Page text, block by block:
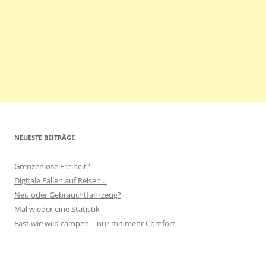
NEUESTE BEITRÄGE
Grenzenlose Freiheit?
Digitale Fallen auf Reisen…
Neu oder Gebrauchtfahrzeug?
Mal wieder eine Statistik
Fast wie wild campen – nur mit mehr Comfort